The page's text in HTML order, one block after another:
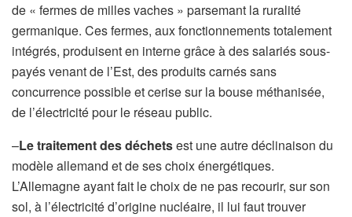
de « fermes de milles vaches » parsemant la ruralité
germanique. Ces fermes, aux fonctionnements totalement
intégrés, produisent en interne grâce à des salariés sous-
payés venant de l’Est, des produits carnés sans
concurrence possible et cerise sur la bouse méthanisée,
de l’électricité pour le réseau public.
–Le traitement des déchetsest une autre déclinaison du
modèle allemand et de ses choix énergétiques.
L’Allemagne ayant fait le choix de ne pas recourir, sur son
sol, à l’électricité d’origine nucléaire, il lui faut trouver